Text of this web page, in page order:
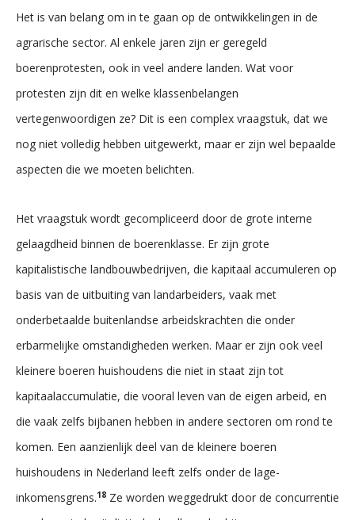
Het is van belang om in te gaan op de ontwikkelingen in de
agrarische sector. Al enkele jaren zijn er geregeld
boerenprotesten, ook in veel andere landen. Wat voor
protesten zijn dit en welke klassenbelangen
vertegenwoordigen ze? Dit is een complex vraagstuk, dat we
nog niet volledig hebben uitgewerkt, maar er zijn wel bepaalde
aspecten die we moeten belichten.
Het vraagstuk wordt gecompliceerd door de grote interne
gelaagdheid binnen de boerenklasse. Er zijn grote
kapitalistische landbouwbedrijven, die kapitaal accumuleren op
basis van de uitbuiting van landarbeiders, vaak met
onderbetaalde buitenlandse arbeidskrachten die onder
erbarmelijke omstandigheden werken. Maar er zijn ook veel
kleinere boeren huishoudens die niet in staat zijn tot
kapitaalaccumulatie, die vooral leven van de eigen arbeid, en
die vaak zelfs bijbanen hebben in andere sectoren om rond te
komen. Een aanzienlijk deel van de kleinere boeren
huishoudens in Nederland leeft zelfs onder de lage-
inkomensgrens.18 Ze worden weggedrukt door de concurrentie